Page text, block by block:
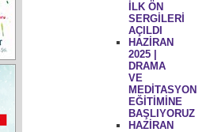
İLK ÖN
SERGİLERİ
AÇILDI
HAZİRAN
2025 |
DRAMA
VE
MEDİTASYON
EĞİTİMİNE
BAŞLIYORUZ
HAZİRAN